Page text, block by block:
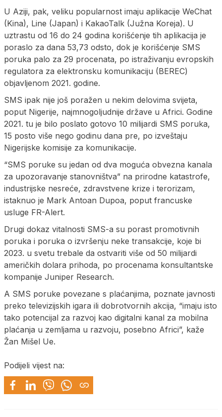
U Aziji, pak, veliku popularnost imaju aplikacije WeChat
(Kina), Line (Japan) i KakaoTalk (Južna Koreja). U
uztrastu od 16 do 24 godina korišćenje tih aplikacija je
poraslo za dana 53,73 odsto, dok je korišćenje SMS
poruka palo za 29 procenata, po istraživanju evropskih
regulatora za elektronsku komunikaciju (BEREC)
objavljenom 2021. godine.
SMS ipak nije još poražen u nekim delovima svijeta,
poput Nigerije, najmnogoljudnije države u Africi. Godine
2021. tu je bilo poslato gotovo 10 milijardi SMS poruka,
15 posto više nego godinu dana pre, po izveštaju
Nigerijske komisije za komunikacije.
“SMS poruke su jedan od dva moguća obvezna kanala
za upozoravanje stanovništva” na prirodne katastrofe,
industrijske nesreće, zdravstvene krize i terorizam,
istaknuo je Mark Antoan Dupoa, poput francuske
usluge FR-Alert.
Drugi dokaz vitalnosti SMS-a su porast promotivnih
poruka i poruka o izvršenju neke transakcije, koje bi
2023. u svetu trebale da ostvariti više od 50 milijardi
američkih dolara prihoda, po procenama konsultantske
kompanije Juniper Research.
A SMS poruke povezane s plaćanjima, poznate javnosti
preko televizijskih igara ili dobrotvornih akcija, “imaju isto
tako potencijal za razvoj kao digitalni kanal za mobilna
plaćanja u zemljama u razvoju, posebno Africi”, kaže
Žan Mišel Ue.
Podijeli vijest na: